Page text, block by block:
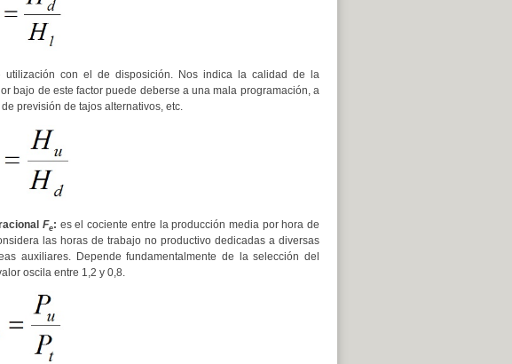
utilización con el de disposición. Nos indica la calidad de la
bajo de este factor puede deberse a una mala programación, a
previsión de tajos alternativos, etc.
Fe: es el cociente entre la producción media por hora de
las horas de trabajo no productivo dedicadas a diversas
auxiliares. Depende fundamentalmente de la selección del
oscila entre 1,2 y 0,8.